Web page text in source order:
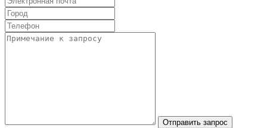
Отправить запрос